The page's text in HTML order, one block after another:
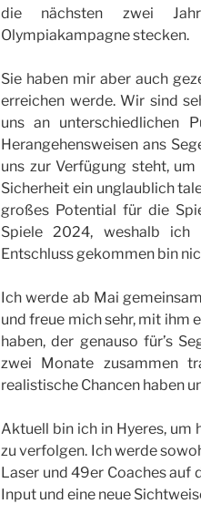
die nächsten zwei
Olympiakampagne stecken.
Sie haben mir aber auch
erreichen werde. Wir sind
uns an unterschiedlichen
Herangehensweisen ans
uns zur Verfügung steht,
Sicherheit ein unglaublich
großes Potential für die
Spiele 2024, weshalb ich
Entschluss gekommen bin
Ich werde ab Mai
und freue mich sehr, mit ihm
haben, der genauso für’s
zwei Monate zusammen
realistische Chancen haben
Aktuell bin ich in Hyeres, um
zu verfolgen. Ich werde
Laser und 49er Coaches
Input und eine neue